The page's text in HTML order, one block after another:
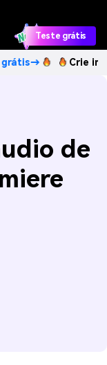
Teste grátis
Crie imagens
de